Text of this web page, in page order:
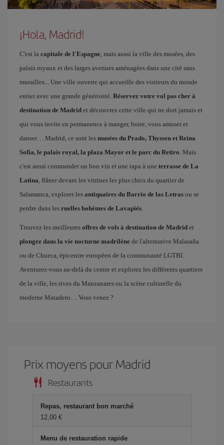
¡Hola, Madrid!
C'est la capitale de l'Espagne, mais aussi la ville des musées, des
palais royaux et des larges avenues aménagées dans une cité sans
murailles... Une ville ouverte qui accueille des visiteurs du monde
entier avec une grande générosité. Réservez votre vol pas cher à
destination de Madrid et découvrez cette ville qui ne dort jamais et
qui vous invite en permanence à manger, boire, vous amuser et
danser… Madrid, ce sont les musées du Prado, Thyssen et Reina
Sofía, le palais royal, la plaza Mayor et le parc du Retiro. Mais
c'est aussi commander un bon vin et une tapa à une terrasse de La
Latina, flâner devant les vitrines les plus chics du quartier de
Salamanca, explorer les antiquaires du Barrio de las Letras ou se
perdre dans les ruelles bohèmes de Lavapiés.
Trouvez les meilleures offres de vols à destination de Madrid et
plongez dans la vie nocturne madrilène de l'alternative Malasaña
ou de Chueca, épicentre européen de la communauté LGTBI.
Aventurez-vous au-delà du centre et explorez les différents quartiers
de la ville, les rives du Manzanares ou la scène culturelle du
moderne Matadero… Vous venez ?
Prix ​​moyens pour Madrid
Restaurants
Repas, restaurant bon marché
12,00 €
Menu de restauration rapide